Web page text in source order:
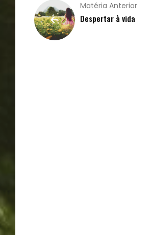
Notícias
Opinião
Matéria Anterior
Despertar à vida